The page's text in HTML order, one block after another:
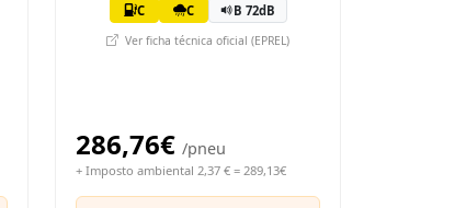
C C B 72dB
Ver ficha técnica oficial (EPREL)
286,76€ /pneu
+ Imposto ambiental 2,37 € = 289,13€